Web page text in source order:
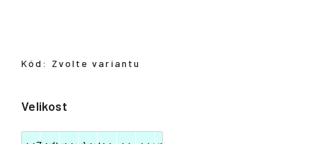
Velikost
Kód: Zvolte variantu